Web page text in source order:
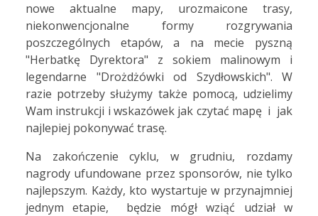
nowe aktualne mapy, urozmaicone trasy,
niekonwencjonalne formy rozgrywania
poszczególnych etapów, a na mecie pyszną
"Herbatkę Dyrektora" z sokiem malinowym i
legendarne "Drożdżówki od Szydłowskich". W
razie potrzeby służymy także pomocą, udzielimy
Wam instrukcji i wskazówek jak czytać mapę i jak
najlepiej pokonywać trasę.
Na zakończenie cyklu, w grudniu, rozdamy
nagrody ufundowane przez sponsorów, nie tylko
najlepszym. Każdy, kto wystartuje w przynajmniej
jednym etapie, będzie mógł wziąć udział w